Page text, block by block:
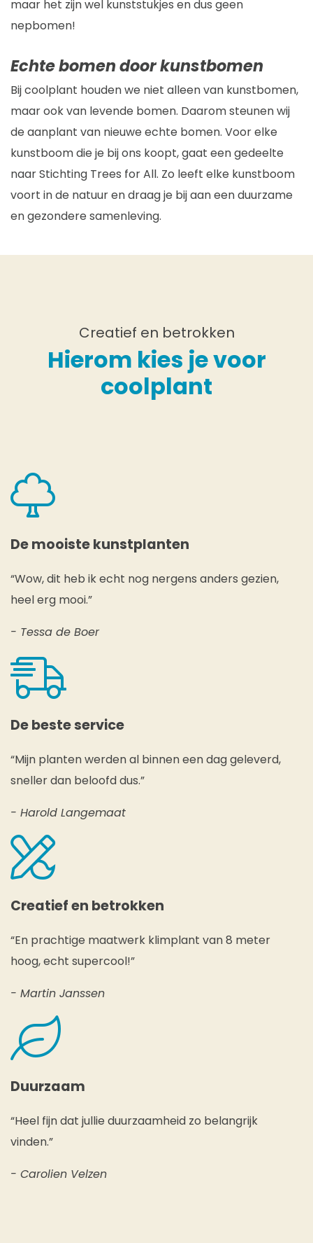
maar het zijn wel kunststukjes en dus geen
nepbomen!
Echte bomen door kunstbomen
Bij coolplant houden we niet alleen van kunstbomen,
maar ook van levende bomen. Daarom steunen wij
de aanplant van nieuwe echte bomen. Voor elke
kunstboom die je bij ons koopt, gaat een gedeelte
naar Stichting Trees for All. Zo leeft elke kunstboom
voort in de natuur en draag je bij aan een duurzame
en gezondere samenleving.
Creatief en betrokken
Hierom kies je voor
coolplant
De mooiste kunstplanten
“Wow, dit heb ik echt nog nergens anders gezien,
heel erg mooi.”
- Tessa de Boer
De beste service
“Mijn planten werden al binnen een dag geleverd,
sneller dan beloofd dus.”
- Harold Langemaat
Creatief en betrokken
“En prachtige maatwerk klimplant van 8 meter
hoog, echt supercool!”
- Martin Janssen
Duurzaam
“Heel fijn dat jullie duurzaamheid zo belangrijk
vinden.”
- Carolien Velzen